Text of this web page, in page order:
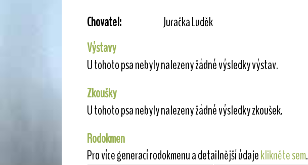
Chovatel:
Juračka Luděk
Výstavy
U tohoto psa nebyly nalezeny žádné výsledky výstav.
Zkoušky
U tohoto psa nebyly nalezeny žádné výsledky zkoušek.
Rodokmen
Pro více generací rodokmenu a detailnější údajeklikněte sem.